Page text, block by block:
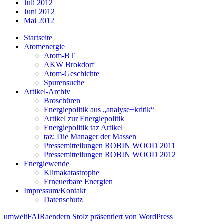
Juli 2012
Juni 2012
Mai 2012
Startseite
Atomenergie
Atom-BT
AKW Brokdorf
Atom-Geschichte
Spurensuche
Artikel-Archiv
Broschüren
Energiepolitik aus „analyse+kritik“
Artikel zur Energiepolitik
Energiepolitik taz Artikel
taz: Die Manager der Massen
Pressemitteilungen ROBIN WOOD 2011
Pressemitteilungen ROBIN WOOD 2012
Energiewende
Klimakatastrophe
Erneuerbare Energien
Impressum/Kontakt
Datenschutz
umweltFAIRaendern Stolz präsentiert von WordPress